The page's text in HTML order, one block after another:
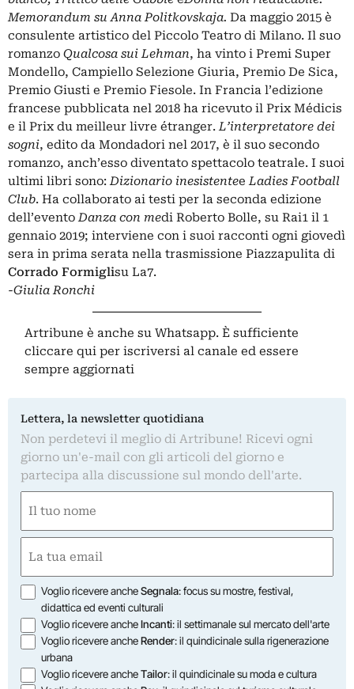
Memorandum su Anna Politkovskaja. Da maggio 2015 è
consulente artistico del Piccolo Teatro di Milano. Il suo
romanzo Qualcosa sui Lehman, ha vinto i Premi Super
Mondello, Campiello Selezione Giuria, Premio De Sica,
Premio Giusti e Premio Fiesole. In Francia l’edizione
francese pubblicata nel 2018 ha ricevuto il Prix Médicis
e il Prix du meilleur livre étranger.L’interpretatore dei
sogni, edito da Mondadori nel 2017, è il suo secondo
romanzo, anch’esso diventato spettacolo teatrale. I suoi
ultimi libri sono:Dizionario inesistenteeLadies Football
Club. Ha collaborato ai testi per la seconda edizione
dell’eventoDanza con medi Roberto Bolle, su Rai1 il 1
gennaio 2019; interviene con i suoi racconti ogni giovedì
sera in prima serata nella trasmissione Piazzapulita di
Corrado Formiglisu La7.
-Giulia Ronchi
Artribune è anche su Whatsapp. È sufficiente
cliccare qui per iscriversi al canale ed essere
sempre aggiornati
Lettera, la newsletter quotidiana
Non perdetevi il meglio di Artribune! Ricevi ogni
giorno un'e-mail con gli articoli del giorno e
partecipa alla discussione sul mondo dell'arte.
(Required)
First
(Required)
Opzioni
Voglio ricevere ancheSegnala: focus su mostre, festival,
didattica ed eventi culturali
Voglio ricevere ancheIncanti: il settimanale sul mercato dell'arte
Voglio ricevere ancheRender: il quindicinale sulla rigenerazione
urbana
Voglio ricevere ancheTailor: il quindicinale su moda e cultura